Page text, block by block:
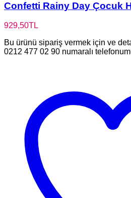
Confetti Rainy Day Çocuk
929,50TL
Bu ürünü sipariş vermek için ve
0212 477 02 90 numaralı